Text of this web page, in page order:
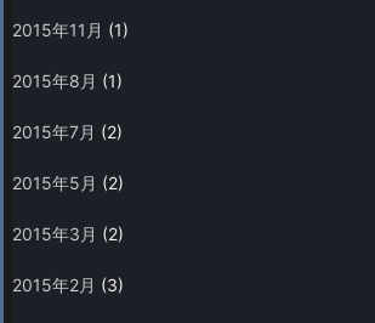
2015年11月 (1)
2015年8月 (1)
2015年7月 (2)
2015年5月 (2)
2015年3月 (2)
2015年2月 (3)